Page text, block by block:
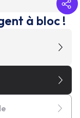
à bloc !